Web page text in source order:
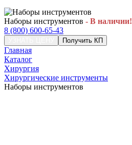
Наборы инструментов - В наличии!
8 (800) 600-65-43
Получить КП
Главная
Каталог
Хирургия
Хирургические инструменты
Наборы инструментов